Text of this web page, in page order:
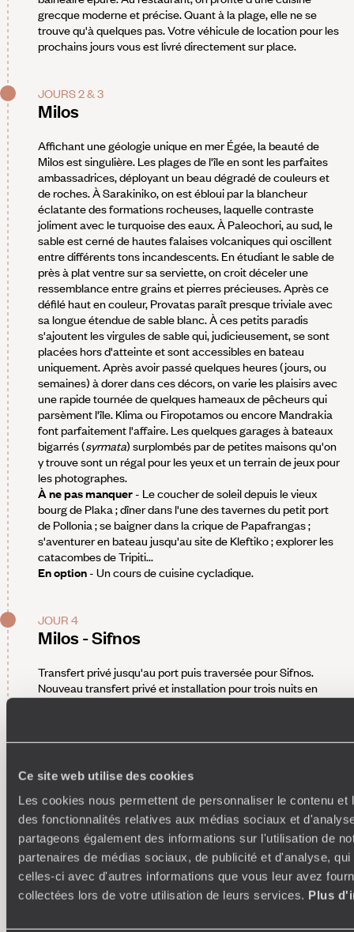
Ce site web utilise des cookies
Les cookies nous permettent de personnaliser le contenu et
des fonctionnalités relatives aux médias sociaux et
partageons également des informations sur l'utilisation de
partenaires de médias sociaux, de publicité et d'analyse,
celles-ci avec d'autres informations que vous leur avez
collectées lors de votre utilisation de leurs services. Plus
grecque moderne et précise. Quant à la plage, elle ne se
trouve qu'à quelques pas. Votre véhicule de location pour les
prochains jours vous est livré directement sur place.
JOURS 2 & 3
Milos
Affichant une géologie unique en mer Égée, la beauté de
Milos est singulière. Les plages de l'île en sont les parfaites
ambassadrices, déployant un beau dégradé de couleurs et
de roches. À Sarakiniko, on est ébloui par la blancheur
éclatante des formations rocheuses, laquelle contraste
joliment avec le turquoise des eaux. À Paleochori, au sud, le
sable est cerné de hautes falaises volcaniques qui oscillent
entre différents tons incandescents. En étudiant le sable de
près à plat ventre sur sa serviette, on croit déceler une
ressemblance entre grains et pierres précieuses. Après ce
défilé haut en couleur, Provatas paraît presque triviale avec
sa longue étendue de sable blanc. À ces petits paradis
s'ajoutent les virgules de sable qui, judicieusement, se sont
placées hors d'atteinte et sont accessibles en bateau
uniquement. Après avoir passé quelques heures (jours, ou
semaines) à dorer dans ces décors, on varie les plaisirs avec
une rapide tournée de quelques hameaux de pêcheurs qui
parsèment l'île. Klima ou Firopotamos ou encore Mandrakia
font parfaitement l'affaire. Les quelques garages à bateaux
bigarrés (syrmata) surplombés par de petites maisons qu'on
y trouve sont un régal pour les yeux et un terrain de jeux pour
les photographes.
À ne pas manquer- Le coucher de soleil depuis le vieux
bourg de Plaka ; dîner dans l'une des tavernes du petit port
de Pollonia ; se baigner dans la crique de Papafrangas ;
s'aventurer en bateau jusqu'au site de Kleftiko ; explorer les
catacombes de Tripiti...
En option- Un cours de cuisine cycladique.
JOUR 4
Milos - Sifnos
Transfert privé jusqu'au port puis traversée pour Sifnos.
Nouveau transfert privé et installation pour trois nuits en
tout de suite ailleurs et à son aise. Les chambres, très
sobres, font face à de grandes falaises d'ardoise. On passe
de la sérénité du spa à la table gastronomique où la
Méditerranée s'exprime en couleurs, avant de rejoindre, d'un
pas, le sable de la plage en contrebas. Une chapelle
byzantine, cachée dans le domaine, apporte une touche
d'authenticité supplémentaire à cette adresse paisible. Là
encore, votre voiture de location vous est livrée directement
sur place.